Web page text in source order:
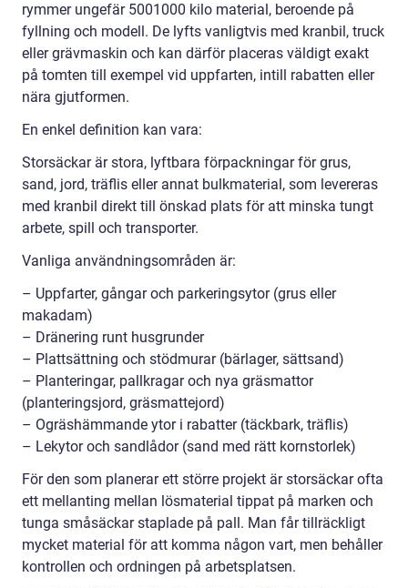
rymmer ungefär 5001000 kilo material, beroende på
fyllning och modell. De lyfts vanligtvis med kranbil, truck
eller grävmaskin och kan därför placeras väldigt exakt
på tomten till exempel vid uppfarten, intill rabatten eller
nära gjutformen.
En enkel definition kan vara:
Storsäckar är stora, lyftbara förpackningar för grus,
sand, jord, träflis eller annat bulkmaterial, som levereras
med kranbil direkt till önskad plats för att minska tungt
arbete, spill och transporter.
Vanliga användningsområden är:
– Uppfarter, gångar och parkeringsytor (grus eller
makadam)
– Dränering runt husgrunder
– Plattsättning och stödmurar (bärlager, sättsand)
– Planteringar, pallkragar och nya gräsmattor
(planteringsjord, gräsmattejord)
– Ogräshämmande ytor i rabatter (täckbark, träflis)
– Lekytor och sandlådor (sand med rätt kornstorlek)
För den som planerar ett större projekt är storsäckar ofta
ett mellanting mellan lösmaterial tippat på marken och
tunga småsäckar staplade på pall. Man får tillräckligt
mycket material för att komma någon vart, men behåller
kontrollen och ordningen på arbetsplatsen.